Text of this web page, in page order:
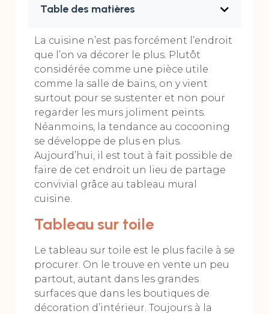
Table des matières
La cuisine n’est pas forcément l’endroit
que l’on va décorer le plus. Plutôt
considérée comme une pièce utile
comme la salle de bains, on y vient
surtout pour se sustenter et non pour
regarder les murs joliment peints.
Néanmoins, la tendance au cocooning
se développe de plus en plus.
Aujourd’hui, il est tout à fait possible de
faire de cet endroit un lieu de partage
convivial grâce au tableau mural
cuisine.
Tableau sur toile
Le tableau sur toile est le plus facile à se
procurer. On le trouve en vente un peu
partout, autant dans les grandes
surfaces que dans les boutiques de
décoration d’intérieur. Toujours à la